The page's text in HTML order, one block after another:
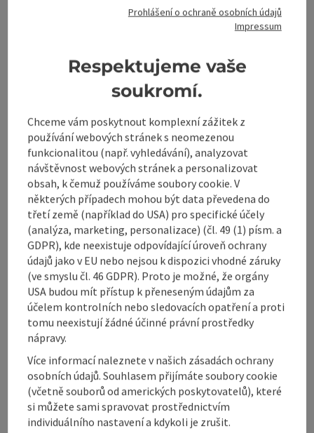
Označit příspěvek : Ferienhof Mittermair
Ferienhof Mittermair
Teplý "ahoj" na dovolenou farmě Mittermair!
W-LAN (zdarma)
Označit příspěvek: Ferienhof Zamsegg
Ferienhof Zamsegg
Vorderstoder
Vítejte na dítě a děti Farm Zamsegg v Vorderstoder!
Označit příspěvek: Ferienwohnungen Ramsebner-
Prohlášení o ochraně osobních údajů
Impressum
Respektujeme vaše
soukromí.
Chceme vám poskytnout komplexní zážitek z
používání webových stránek s neomezenou
funkcionalitou (např. vyhledávání), analyzovat
návštěvnost webových stránek a personalizovat
obsah, k čemuž používáme soubory cookie. V
některých případech mohou být data převedena do
třetí země (například do USA) pro specifické účely
(analýza, marketing, personalizace) (čl. 49 (1) písm. a
GDPR), kde neexistuje odpovídající úroveň ochrany
údajů jako v EU nebo nejsou k dispozici vhodné záruky
(ve smyslu čl. 46 GDPR). Proto je možné, že orgány
USA budou mít přístup k přeneseným údajům za
účelem kontrolních nebo sledovacích opatření a proti
tomu neexistují žádné účinné právní prostředky
nápravy.
Více informací naleznete v našich zásadách ochrany
osobních údajů. Souhlasem přijímáte soubory cookie
(včetně souborů od amerických poskytovatelů), které
si můžete sami spravovat prostřednictvím
individuálního nastavení a kdykoli je zrušit.